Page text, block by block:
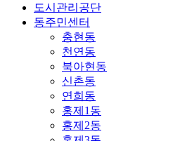
도시관리공단
동주민센터
충현동
천연동
북아현동
신촌동
연희동
홍제1동
홍제2동